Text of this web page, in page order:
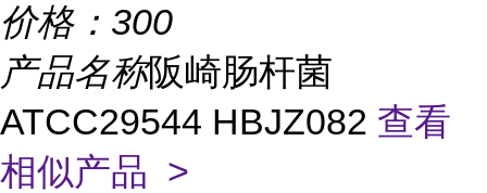
价格： 300
产品名称阪崎肠杆菌
ATCC29544 HBJZ082 查看
相似产品 >